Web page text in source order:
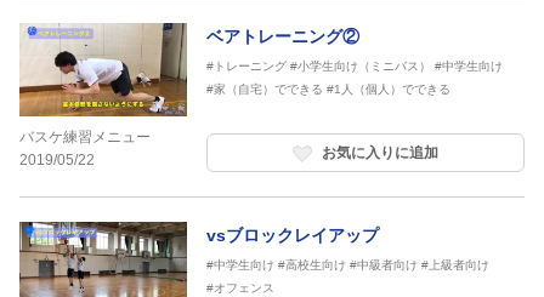
バスケ練習メニュー
2019/05/22
ベアトレーニング②
#トレーニング #小学生向け（ミニバス）
#中学生向け
#家（自宅）でできる #1人（個人）でできる
お気に入りに追加
vsブロックレイアップ
#中学生向け #高校生向け #中級者向け #上級者向け
#オフェンス